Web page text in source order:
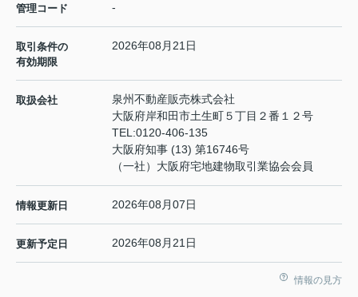
管理コード -
取引条件の
有効期限
2026年08月21日
取扱会社
泉州不動産販売株式会社
大阪府岸和田市土生町５丁目２番１２号
TEL:0120-406-135
大阪府知事 (13) 第16746号
（一社）大阪府宅地建物取引業協会会員
情報更新日 2026年08月07日
更新予定日 2026年08月21日
情報の見方